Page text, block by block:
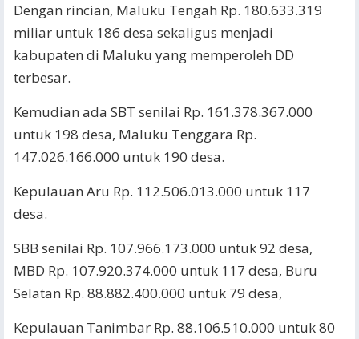
Dengan rincian, Maluku Tengah Rp. 180.633.319
miliar untuk 186 desa sekaligus menjadi
kabupaten di Maluku yang memperoleh DD
terbesar.
Kemudian ada SBT senilai Rp. 161.378.367.000
untuk 198 desa, Maluku Tenggara Rp.
147.026.166.000 untuk 190 desa.
Kepulauan Aru Rp. 112.506.013.000 untuk 117
desa.
SBB senilai Rp. 107.966.173.000 untuk 92 desa,
MBD Rp. 107.920.374.000 untuk 117 desa, Buru
Selatan Rp. 88.882.400.000 untuk 79 desa,
Kepulauan Tanimbar Rp. 88.106.510.000 untuk 80